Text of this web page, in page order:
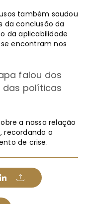
também saudou
da conclusão da
da aplicabilidade
encontram nos
falou dos
das políticas
a nossa relação
recordando a
de crise.